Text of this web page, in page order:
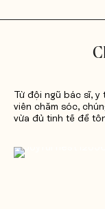
Từ đội ngũ bác sĩ, y
viên chăm sóc,
vừa đủ tinh tế để